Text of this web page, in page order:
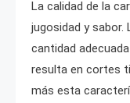
La calidad de la
jugosidad y
cantidad
resulta en cortes
más esta